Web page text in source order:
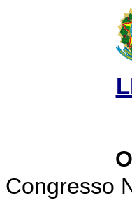
O
Congresso